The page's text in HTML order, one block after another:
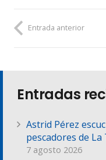
Entrada anterior
Entradas
Astrid Pérez
pescadores de La
7 agosto 2026